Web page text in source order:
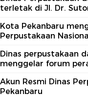
terletak di Jl. Dr.
Kota Pekanbaru
Perpustakaan
Dinas perpustakaan
menggelar forum
Akun Resmi Dinas
Pekanbaru